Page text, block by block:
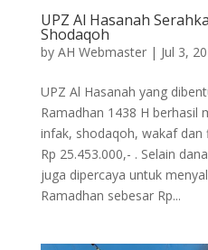
UPZ Al Hasanah
Shodaqoh
by AH Webmaster| Jul 3,
UPZ Al Hasanah yang
Ramadhan 1438 H berhasil
infak, shodaqoh, wakaf dan
Rp 25.453.000,- . Selain
juga dipercaya untuk
Ramadhan sebesar Rp...